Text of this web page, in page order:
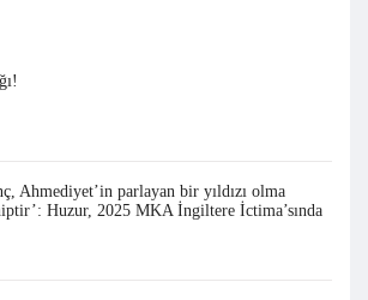
Ahmediyet’in parlayan bir yıldızı olma
Huzur, 2025 MKA İngiltere İctima’sında